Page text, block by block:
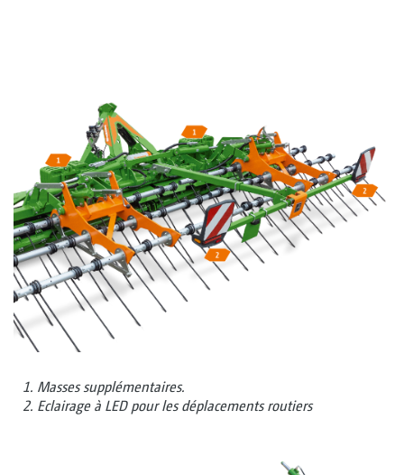
1. Masses supplémentaires.
2. Eclairage à LED pour les déplacements routiers